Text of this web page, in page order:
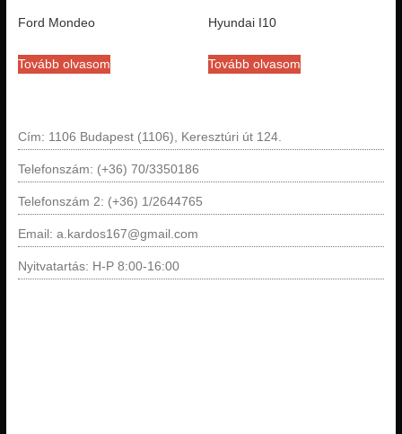
Ford Mondeo
Tovább olvasom
Hyundai I10
Tovább olvasom
Cím: 1106 Budapest (1106), Keresztúri út 124.
Telefonszám: (+36) 70/3350186
Telefonszám 2: (+36) 1/2644765
Email: a.kardos167@gmail.com
Nyitvatartás: H-P 8:00-16:00